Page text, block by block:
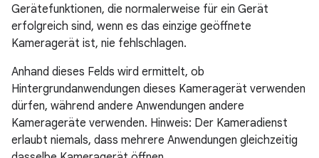
Gerätefunktionen, die normalerweise für ein Gerät
erfolgreich sind, wenn es das einzige geöffnete
Kameragerät ist, nie fehlschlagen.
Anhand dieses Felds wird ermittelt, ob
Hintergrundanwendungen dieses Kameragerät verwenden
dürfen, während andere Anwendungen andere
Kamerageräte verwenden. Hinweis: Der Kameradienst
erlaubt niemals, dass mehrere Anwendungen gleichzeitig